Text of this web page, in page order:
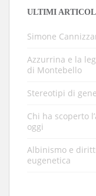
ULTIMI
Simone
Azzurrina e la
di Montebello
Stereotipi di
Chi ha scoperto
oggi
Albinismo e
eugenetica